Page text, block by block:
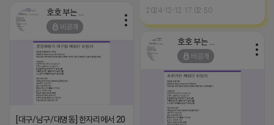
지 가능 체험권 금액 초과시 초과비
용은 본인부담입니다.
2024-12-12 17:02:50
비공개
[대구/남구/대명동] 한자리에서 20
비공개